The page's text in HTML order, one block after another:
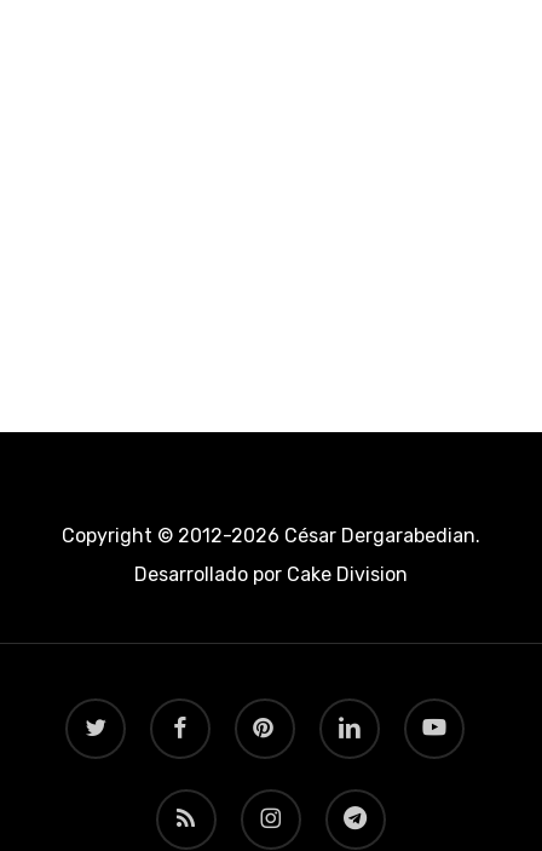
Copyright © 2012-2026 César Dergarabedian.
Desarrollado porCake Division
twitter facebook pinterest linkedin youtube
RSS instagram telegram